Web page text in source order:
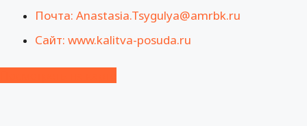
Почта: Anastasia.Tsygulya@amrbk.ru
Сайт: www.kalitva-posuda.ru